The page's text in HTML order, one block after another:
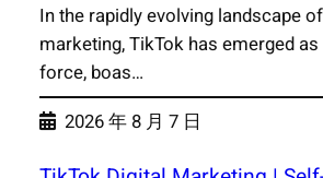
In the rapidly evolving landscape
marketing, TikTok has emerged
force, boas…
2026 年 8 月 7 日